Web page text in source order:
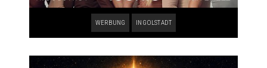
WERBUNG INGOLSTADT